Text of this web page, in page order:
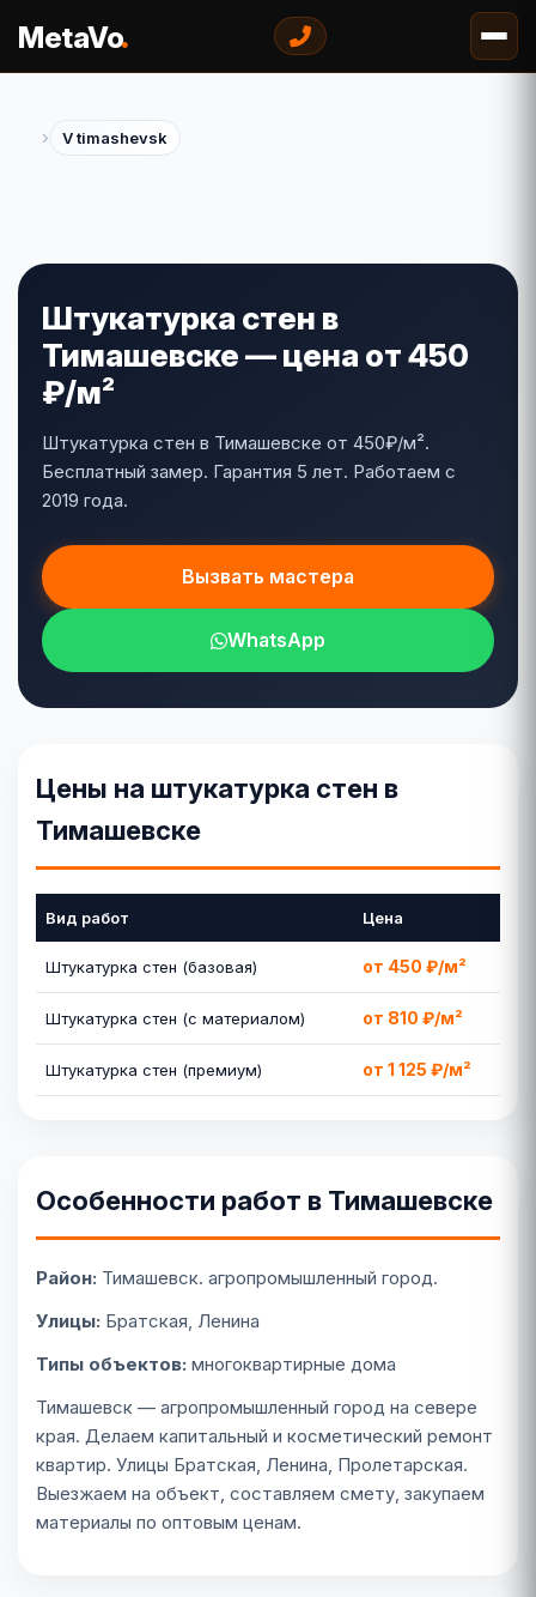
MetaVo.
› V timashevsk
Штукатурка стен в
Тимашевске — цена от 450
₽/м²
Штукатурка стен в Тимашевске от 450₽/м².
Бесплатный замер. Гарантия 5 лет. Работаем с
2019 года.
Вызвать мастера
WhatsApp
Цены на штукатурка стен в
Тимашевске
Вид работ Цена
Штукатурка стен (базовая) от 450 ₽/м²
Штукатурка стен (с материалом) от 810 ₽/м²
Штукатурка стен (премиум) от 1 125 ₽/м²
Особенности работ в Тимашевске
Район: Тимашевск. агропромышленный город.
Улицы: Братская, Ленина
Типы объектов: многоквартирные дома
Тимашевск — агропромышленный город на севере
края. Делаем капитальный и косметический ремонт
квартир. Улицы Братская, Ленина, Пролетарская.
Выезжаем на объект, составляем смету, закупаем
материалы по оптовым ценам.